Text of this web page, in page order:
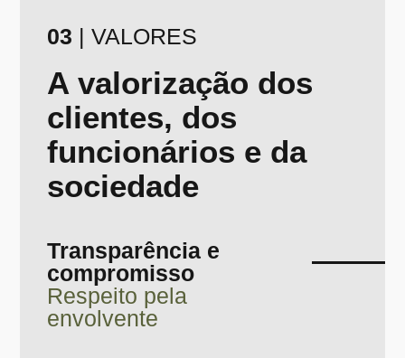
03 | VALORES
A valorização dos
clientes, dos
funcionários e da
sociedade
Transparência e
compromisso
Respeito pela
envolvente